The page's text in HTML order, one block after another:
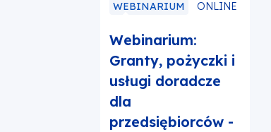
WEBINARIUM ONLINE
Webinarium:
Granty, pożyczki i
usługi doradcze
dla
przedsiębiorców -